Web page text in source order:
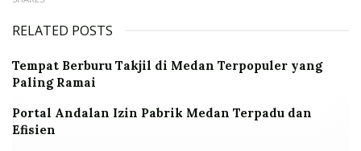
RELATED POSTS
Tempat Berburu Takjil di Medan Terpopuler yang
Paling Ramai
Portal Andalan Izin Pabrik Medan Terpadu dan
Efisien